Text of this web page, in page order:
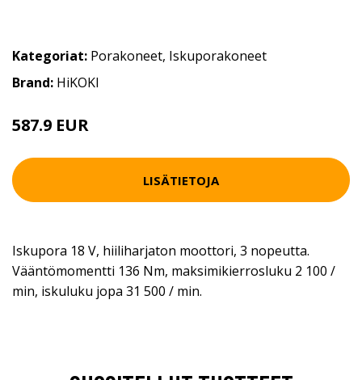
Kategoriat: Porakoneet, Iskuporakoneet
Brand: HiKOKI
587.9 EUR
LISÄTIETOJA
Iskupora 18 V, hiiliharjaton moottori, 3 nopeutta.
Vääntömomentti 136 Nm, maksimikierrosluku 2 100 /
min, iskuluku jopa 31 500 / min.